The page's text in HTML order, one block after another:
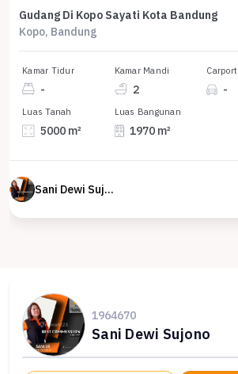
Gudang Di Kopo Sayati Kota Bandung
Kopo, Bandung
Kamar Tidur
-
Kamar Mandi
2
Carport
-
Luas Tanah
5000 m²
Luas Bangunan
1970 m²
Sani Dewi Sujono
1964670
Sani Dewi Sujono